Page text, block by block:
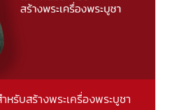
หรับสร้างพระเครื่องพระบูชา